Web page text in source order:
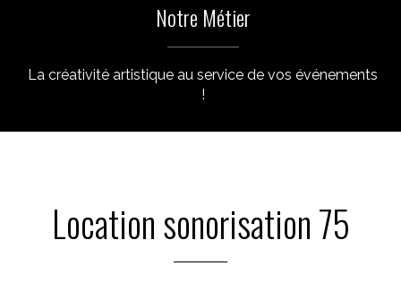
Notre Métier
La créativité artistique au service de vos événements
!
Location sonorisation 75